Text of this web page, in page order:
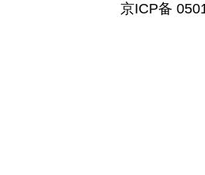
京ICP备